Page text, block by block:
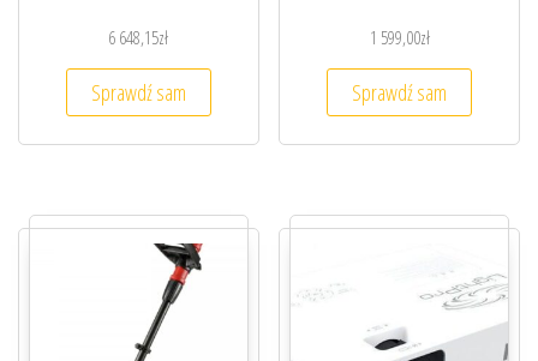
6 648,15zł
Sprawdź sam
1 599,00zł
Sprawdź sam